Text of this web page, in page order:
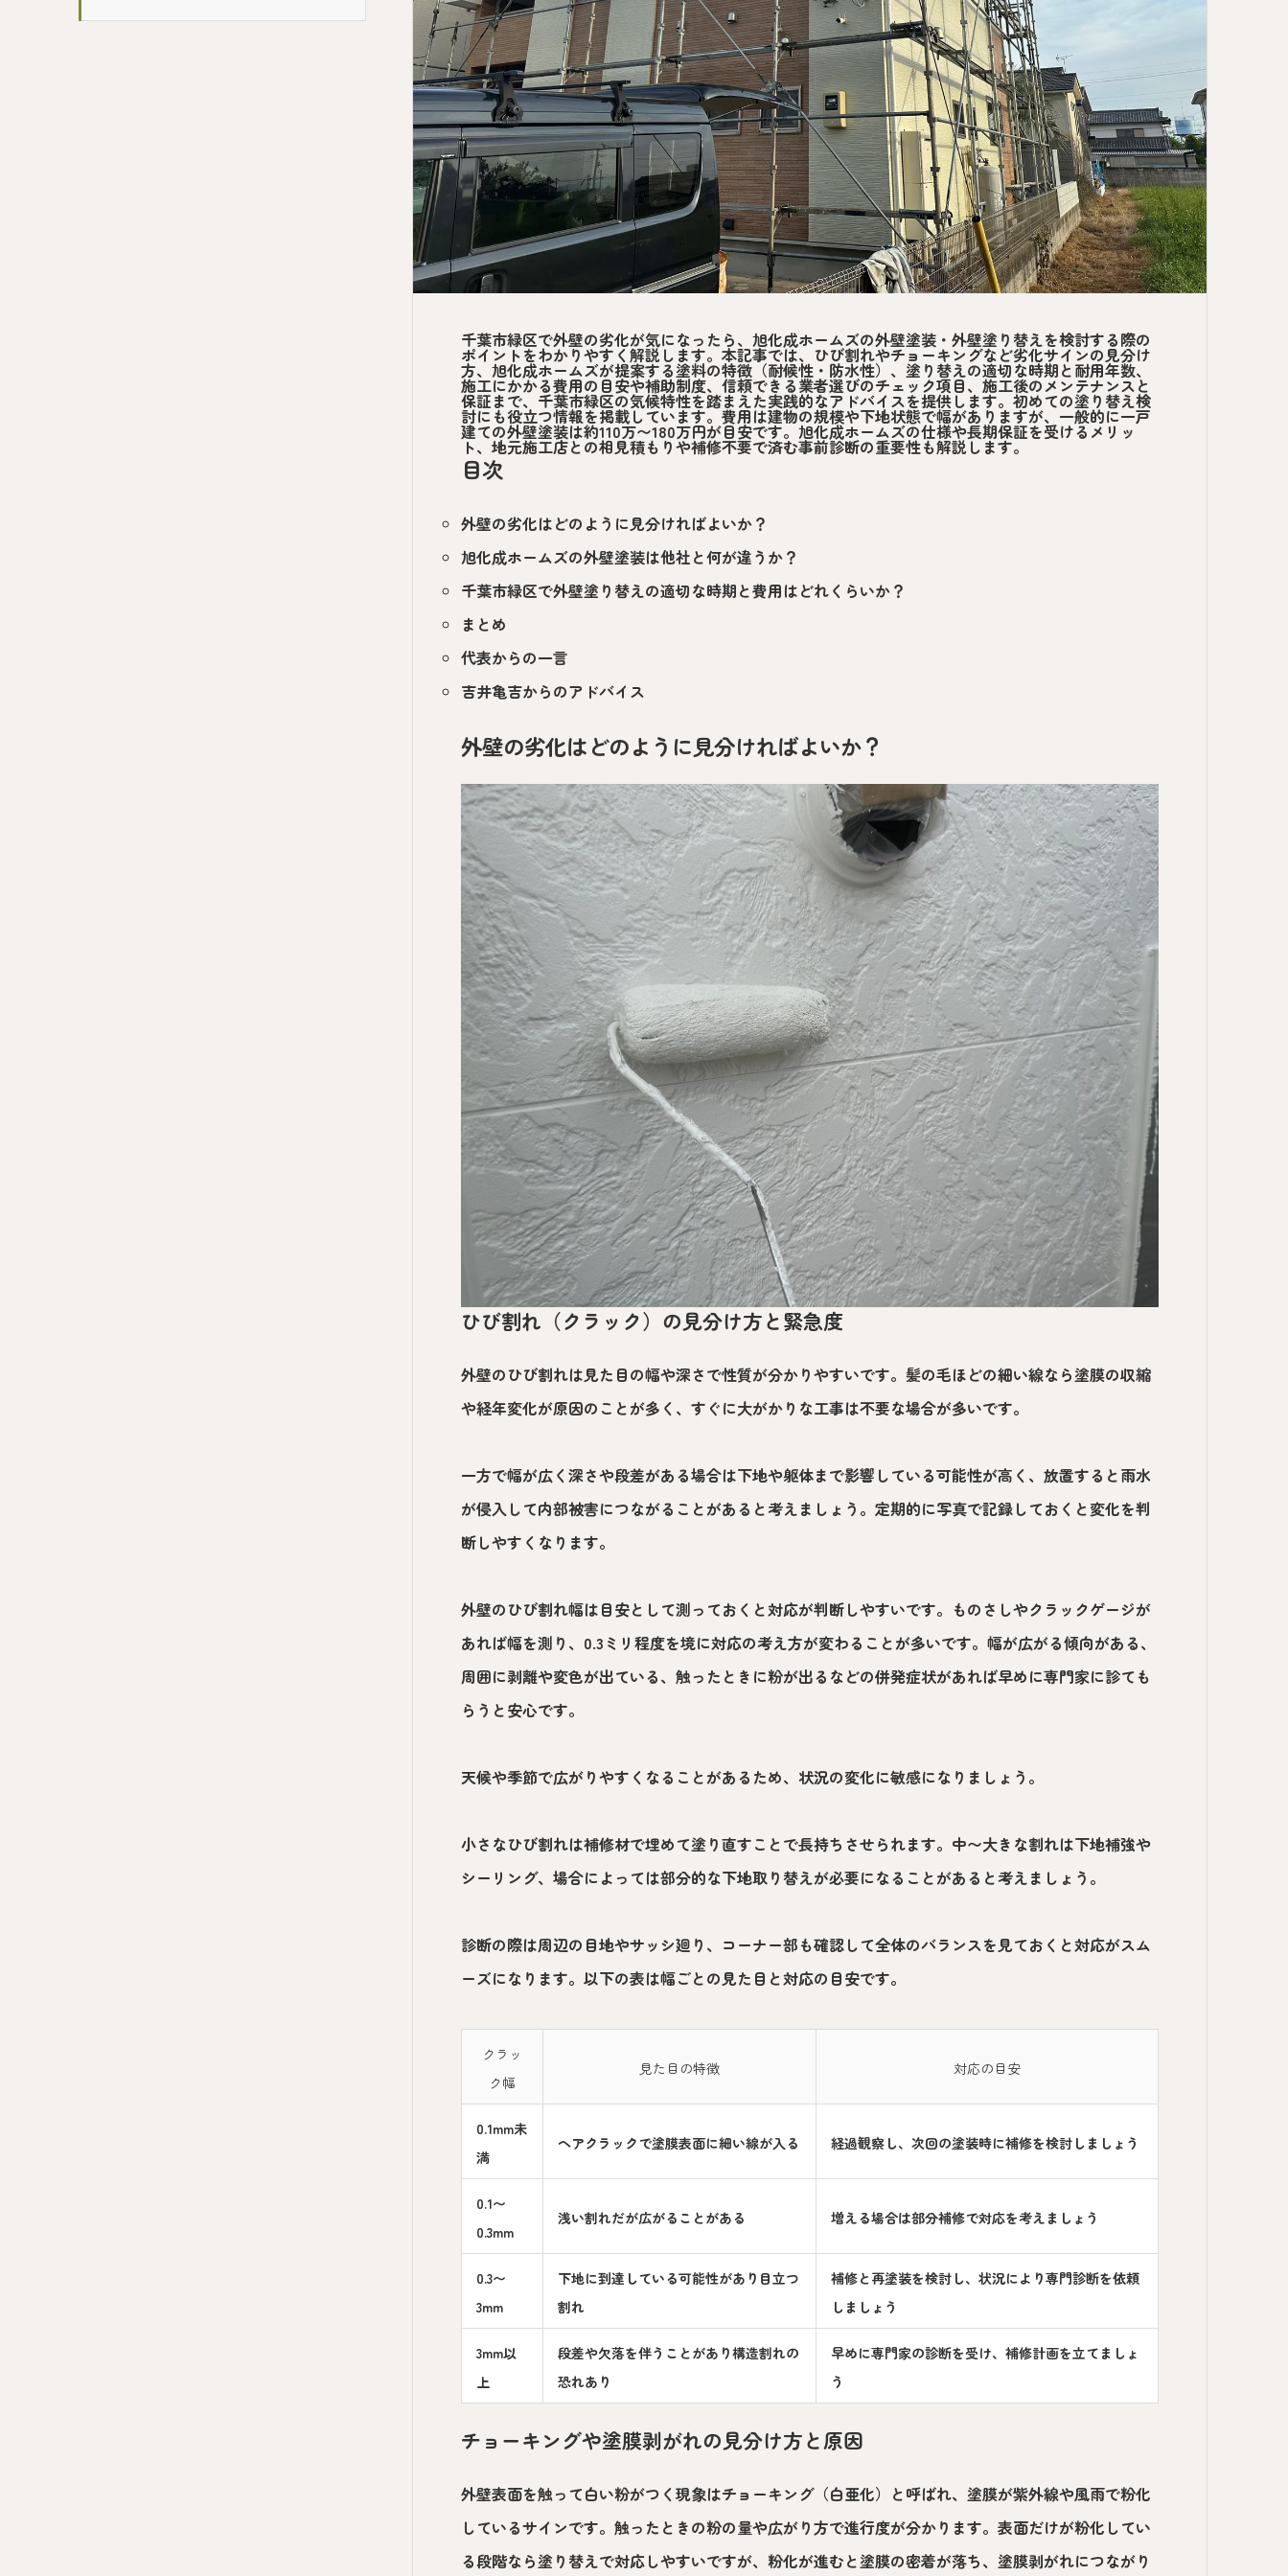
千葉市緑区で外壁の劣化が気になったら、旭化成ホームズの外壁塗装・外壁塗り替えを検討する際の
ポイントをわかりやすく解説します。本記事では、ひび割れやチョーキングなど劣化サインの見分け
方、旭化成ホームズが提案する塗料の特徴（耐候性・防水性）、塗り替えの適切な時期と耐用年数、
施工にかかる費用の目安や補助制度、信頼できる業者選びのチェック項目、施工後のメンテナンスと
保証まで、千葉市緑区の気候特性を踏まえた実践的なアドバイスを提供します。初めての塗り替え検
討にも役立つ情報を掲載しています。費用は建物の規模や下地状態で幅がありますが、一般的に一戸
建ての外壁塗装は約110万〜180万円が目安です。旭化成ホームズの仕様や長期保証を受けるメリッ
ト、地元施工店との相見積もりや補修不要で済む事前診断の重要性も解説します。
目次
外壁の劣化はどのように見分ければよいか？
旭化成ホームズの外壁塗装は他社と何が違うか？
千葉市緑区で外壁塗り替えの適切な時期と費用はどれくらいか？
まとめ
代表からの一言
吉井亀吉からのアドバイス
外壁の劣化はどのように見分ければよいか？
ひび割れ（クラック）の見分け方と緊急度
外壁のひび割れは見た目の幅や深さで性質が分かりやすいです。髪の毛ほどの細い線なら塗膜の収縮
や経年変化が原因のことが多く、すぐに大がかりな工事は不要な場合が多いです。
一方で幅が広く深さや段差がある場合は下地や躯体まで影響している可能性が高く、放置すると雨水
が侵入して内部被害につながることがあると考えましょう。定期的に写真で記録しておくと変化を判
断しやすくなります。
外壁のひび割れ幅は目安として測っておくと対応が判断しやすいです。ものさしやクラックゲージが
あれば幅を測り、0.3ミリ程度を境に対応の考え方が変わることが多いです。幅が広がる傾向がある、
周囲に剥離や変色が出ている、触ったときに粉が出るなどの併発症状があれば早めに専門家に診ても
らうと安心です。
天候や季節で広がりやすくなることがあるため、状況の変化に敏感になりましょう。
小さなひび割れは補修材で埋めて塗り直すことで長持ちさせられます。中〜大きな割れは下地補強や
シーリング、場合によっては部分的な下地取り替えが必要になることがあると考えましょう。
診断の際は周辺の目地やサッシ廻り、コーナー部も確認して全体のバランスを見ておくと対応がスム
ーズになります。以下の表は幅ごとの見た目と対応の目安です。
クラッ
ク幅
見た目の特徴 対応の目安
0.1mm未
満
ヘアクラックで塗膜表面に細い線が入る 経過観察し、次回の塗装時に補修を検討しましょう
0.1〜
0.3mm
浅い割れだが広がることがある 増える場合は部分補修で対応を考えましょう
0.3〜
3mm
下地に到達している可能性があり目立つ
割れ
補修と再塗装を検討し、状況により専門診断を依頼
しましょう
3mm以
上
段差や欠落を伴うことがあり構造割れの
恐れあり
早めに専門家の診断を受け、補修計画を立てましょ
う
チョーキングや塗膜剥がれの見分け方と原因
外壁表面を触って白い粉がつく現象はチョーキング（白亜化）と呼ばれ、塗膜が紫外線や風雨で粉化
しているサインです。触ったときの粉の量や広がり方で進行度が分かります。表面だけが粉化してい
る段階なら塗り替えで対応しやすいですが、粉化が進むと塗膜の密着が落ち、塗膜剥がれにつながり